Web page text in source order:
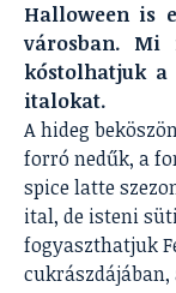
Halloween is
városban. Mi
kóstolhatjuk a
italokat.
A hideg
forró nedűk, a
spice latte
ital, de isteni
fogyaszthatjuk